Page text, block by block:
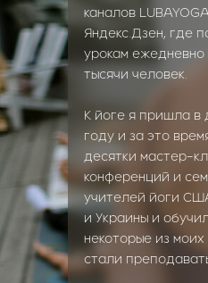
каналов
Яндекс.Дзен, где
урокам ежедневно
тысячи человек.
К йоге я пришла в
году и за это
десятки мастер-
конференций и
учителей йоги
и Украины и
некоторые из
стали